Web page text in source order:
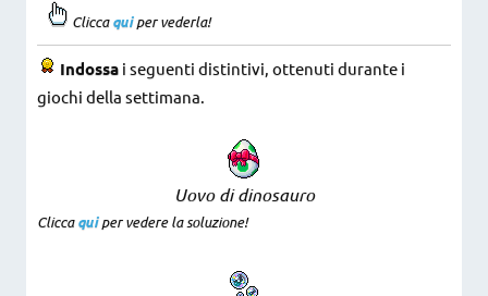
Cliccaquiper vederla!
Indossa i seguenti distintivi, ottenuti durante i
giochi della settimana.
Uovo di dinosauro
Cliccaquiper vedere la soluzione!